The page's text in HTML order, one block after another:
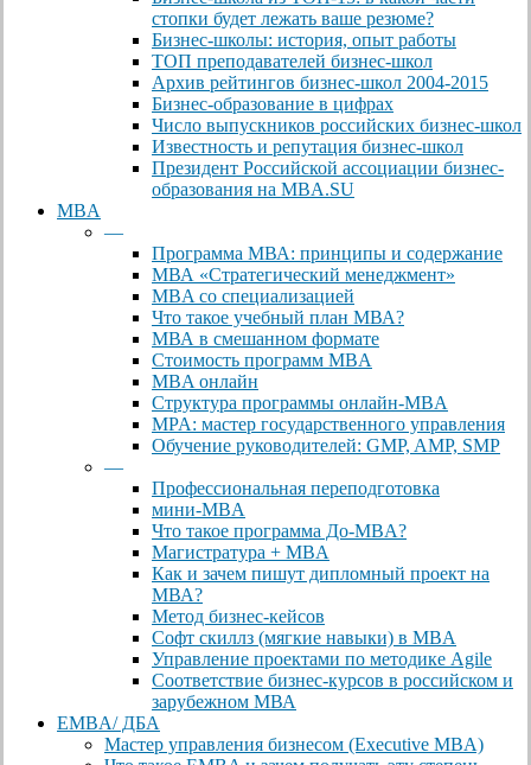
стопки будет лежать ваше резюме?
Бизнес-школы: история, опыт работы
ТОП преподавателей бизнес-школ
Архив рейтингов бизнес-школ 2004-2015
Бизнес-образование в цифрах
Число выпускников российских бизнес-школ
Известность и репутация бизнес-школ
Президент Российской ассоциации бизнес-
образования на MBA.SU
MBA
—
Программа МВА: принципы и содержание
МВА «Cтратегический менеджмент»
MBA со специализацией
Что такое учебный план МВА?
МВА в смешанном формате
Стоимость программ MBA
MBA онлайн
Cтруктура программы онлайн-MBA
MPA: мастер государственного управления
Обучение руководителей: GMP, AMP, SMP
—
Профессиональная переподготовка
мини-MBA
Что такое программа До-MBA?
Магистратура + MBA
Как и зачем пишут дипломный проект на
МВА?
Метод бизнес-кейсов
Софт скиллз (мягкие навыки) в MBA
Управление проектами по методике Agile
Соответствие бизнес-курсов в российском и
зарубежном МВА
EMBA/ ДБA
Мастер управления бизнесом (Executive MBA)